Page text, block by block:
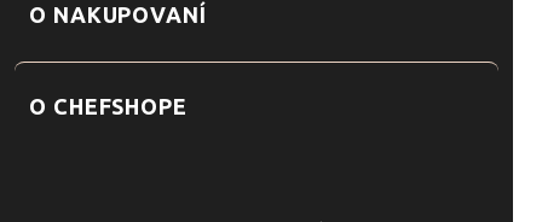
O NAKUPOVANÍ
O CHEFSHOPE